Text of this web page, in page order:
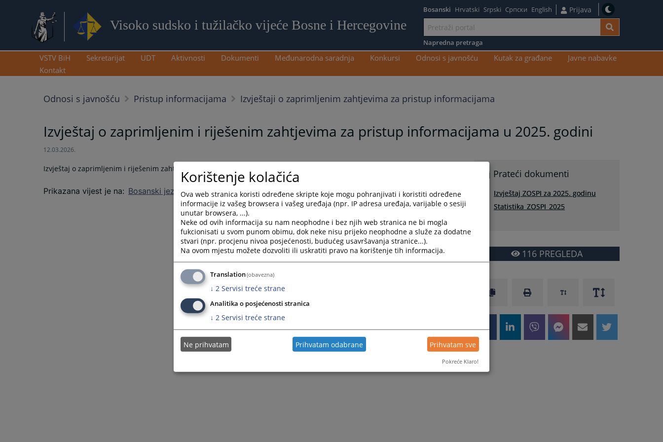
Visoko sudsko i tužilačko vijeće Bosne i Hercegovine
sadržaj
Bosanski Hrvatski Srpski Српски English Prijava
Napredna pretraga
VSTV BiH Sekretarijat UDT Aktivnosti Dokumenti Međunarodna saradnja Konkursi Odnosi s javnošću Kutak za građane
Javne nabavke
Kontakt
Odnosi s javnošću Pristup informacijama Izvještaji o zaprimljenim zahtjevima za pristup informacijama
Izvještaj o zaprimljenim i riješenim zahtjevima za pristup informacijama u 2025. godini
12.03.2026.
Izvještaj o zaprimljenim i riješenim zahtjevima za pristup informacijama u 2025. godini
Prikazana vijest je na: Bosanski jezik
Prateći dokumenti
Izvještaj ZOSPI za 2025. godinu
Statistika_ZOSPI_2025
116PREGLEDA
Korištenje kolačića
Ova web stranica koristi određene skripte koje mogu pohranjivati i koristiti određene
informacije iz vašeg browsera i vašeg uređaja (npr. IP adresa uređaja, varijable o sesiji
unutar browsera, ...).
Neke od ovih informacija su nam neophodne i bez njih web stranica ne bi mogla
fukcionisati u svom punom obimu, dok neke nisu prijeko neophodne a služe za dodatne
stvari (npr. procjenu nivoa posjećenosti, budućeg usavršavanja stranice...).
Na ovom mjestu možete dozvoliti ili uskratiti pravo na korištenje tih informacija.
Translation(obavezna)
↓ 2 Servisi treće strane
Analitika o posjećenosti stranica
↓ 2 Servisi treće strane
Ne prihvatam Prihvatam odabrane Prihvatam sve
Pokreće Klaro!